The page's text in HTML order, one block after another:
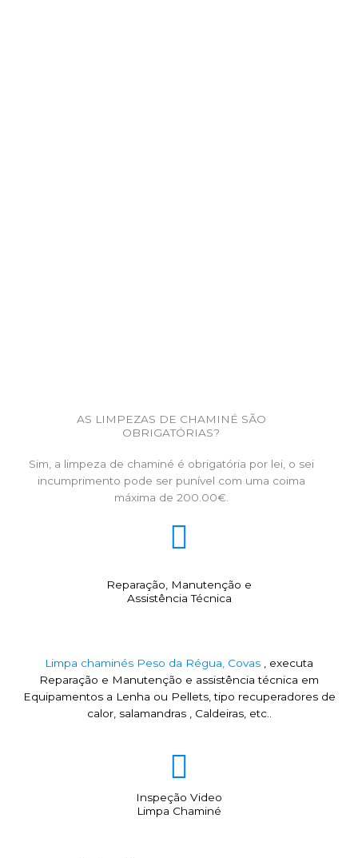
AS LIMPEZAS DE CHAMINÉ SÃO
OBRIGATÓRIAS?
Sim, a limpeza de chaminé é obrigatória por lei, o sei
incumprimento pode ser punível com uma coima
máxima de 200.00€.
Reparação, Manutenção e
Assistência Técnica
Limpa chaminés Peso da Régua, Covas , executa
Reparação e Manutenção e assistência técnica em
Equipamentos a Lenha ou Pellets, tipo recuperadores de
calor, salamandras , Caldeiras, etc..
Inspeção Video
Limpa Chaminé